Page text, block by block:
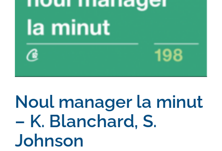
Noul manager la minut
– K. Blanchard, S.
Johnson